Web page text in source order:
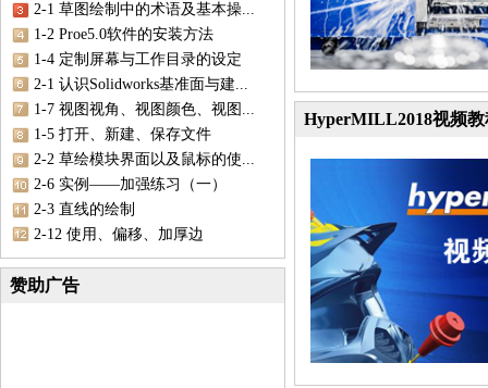
2-1 草图绘制中的术语及基本操...
1-2 Proe5.0软件的安装方法
1-4 定制屏幕与工作目录的设定
2-1 认识Solidworks基准面与建...
1-7 视图视角、视图颜色、视图...
1-5 打开、新建、保存文件
2-2 草绘模块界面以及鼠标的使...
2-6 实例——加强练习（一）
2-3 直线的绘制
2-12 使用、偏移、加厚边
赞助广告
HyperMILL2018视频教